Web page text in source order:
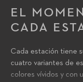
EL
CADA
Cada estación tiene
cuatro variantes de
colores vívidos y con